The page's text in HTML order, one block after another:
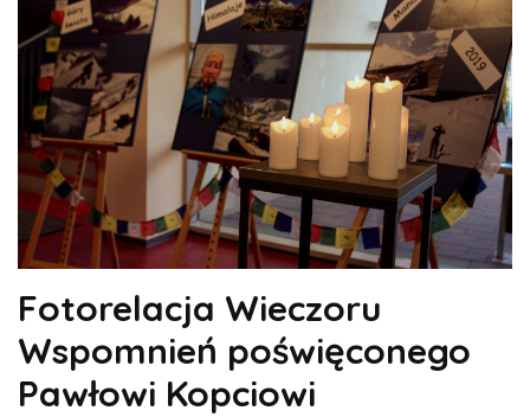
Fotorelacja Wieczoru
Wspomnień poświęconego
Pawłowi Kopciowi